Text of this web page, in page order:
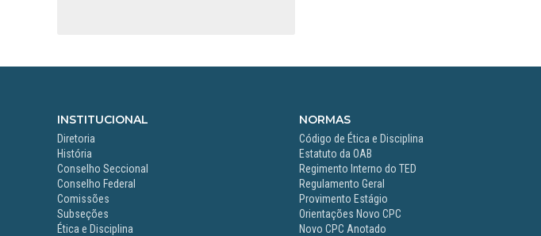
INSTITUCIONAL
Diretoria
História
Conselho Seccional
Conselho Federal
Comissões
Subseções
Ética e Disciplina
NORMAS
Código de Ética e Disciplina
Estatuto da OAB
Regimento Interno do TED
Regulamento Geral
Provimento Estágio
Orientações Novo CPC
Novo CPC Anotado